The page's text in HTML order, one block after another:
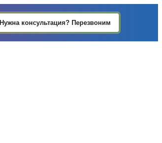
Нужна консультация? Перезвоним